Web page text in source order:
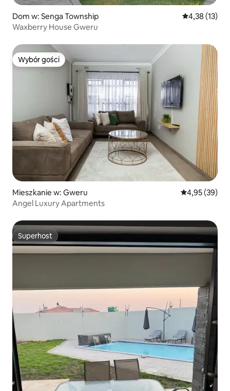
Dom w: Senga Township Średnia
4,38 (13)
Waxberry House Gweru
Wybór gości
Wybór gości
Mieszkanie w: Gweru Średnia
4,95 (39)
Angel Luxury Apartments
Superhost
Superhost